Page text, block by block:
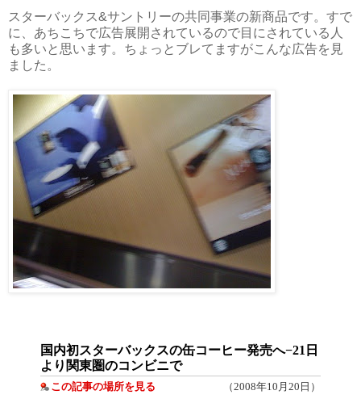
スターバックス&サントリーの共同事業の新商品です。すで
に、あちこちで広告展開されているので目にされている人
も多いと思います。ちょっとブレてますがこんな広告を見
ました。
国内初スターバックスの缶コーヒー発売へ−21日
より関東圏のコンビニで
（2008年10月20日）
この記事の場所を見る